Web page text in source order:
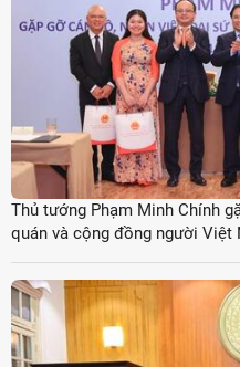
Thủ tướng Phạm Minh Chính
quán và cộng đồng người Việt